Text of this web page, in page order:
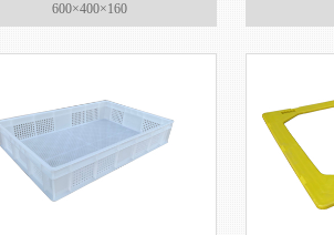
600×400×160